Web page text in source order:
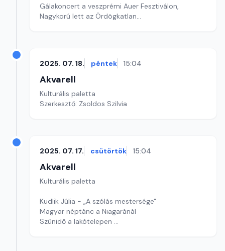
Gálakoncert a veszprémi Auer Fesztiválon,
Nagykorú lett az Ördögkatlan
2025. 07. 18. péntek 15:04
Akvarell
Kulturális paletta
Szerkesztő: Zsoldos Szilvia
2025. 07. 17. csütörtök 15:04
Akvarell
Kulturális paletta
Kudlik Júlia - „A szólás mestersége"
Magyar néptánc a Niagaránál
Szünidő a lakótelepen